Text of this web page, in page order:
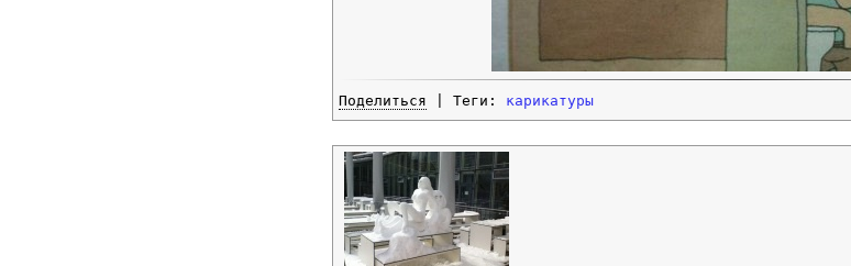
Поделиться | Теги: карикатуры